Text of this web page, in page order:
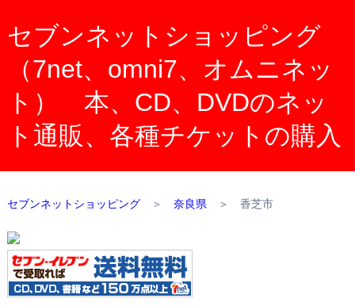
セブンネットショッピング
（7net、omni7、オムニネッ
ト） 本、CD、DVDのネッ
ト通販、各種チケットの購入
セブンネットショッピング＞ 奈良県 ＞ 香芝市